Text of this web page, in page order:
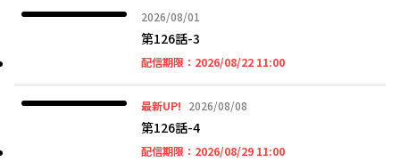
2026/08/01
2026年08月01日
第126話-3
配信期限： 2026/08/22 11:002026年08月22日 11時
最新UP! 2026/08/08
2026年08月08日
第126話-4
配信期限： 2026/08/29 11:002026年08月29日 11時